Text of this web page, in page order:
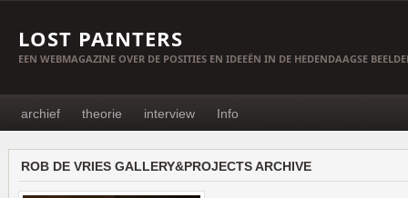
LOST PAINTERS
EEN WEBMAGAZINE OVER DE POSITIES EN IDEEËN IN DE HEDENDAAGSE
archief theorie interview Info
ROB DE VRIES GALLERY&PROJECTS ARCHIVE